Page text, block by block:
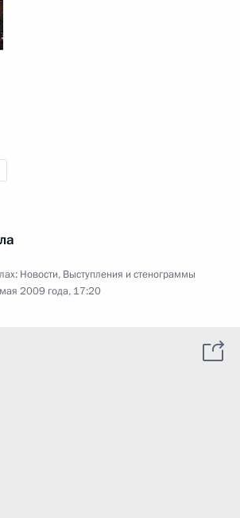
Новости, Выступления и стенограммы
2009 года, 17:20